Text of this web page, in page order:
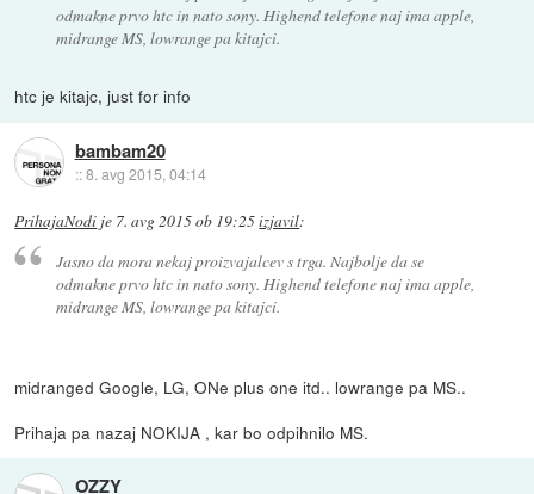
odmakne prvo htc in nato sony. Highend telefone naj ima apple,
midrange MS, lowrange pa kitajci.
htc je kitajc, just for info
bambam20
::8. avg 2015, 04:14
PrihajaNodi je 7. avg 2015 ob 19:25izjavil:
Jasno da mora nekaj proizvajalcev s trga. Najbolje da se
odmakne prvo htc in nato sony. Highend telefone naj ima apple,
midrange MS, lowrange pa kitajci.
midranged Google, LG, ONe plus one itd.. lowrange pa MS..
Prihaja pa nazaj NOKIJA , kar bo odpihnilo MS.
OZZY